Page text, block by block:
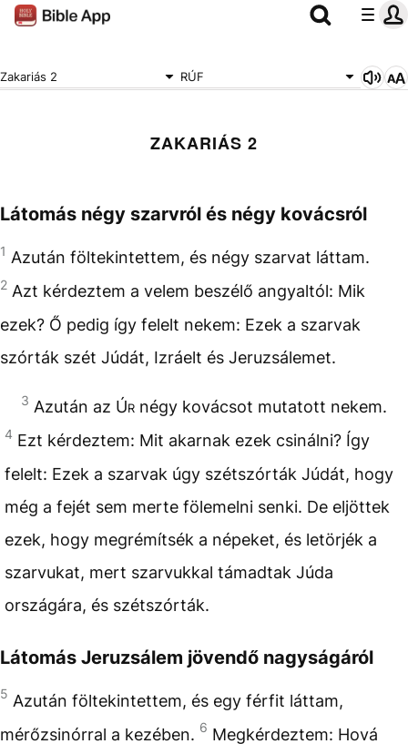
Zakariás 2 RÚF
ZAKARIÁS 2
Látomás négy szarvról és négy kovácsról
1 Azután föltekintettem, és négy szarvat láttam.
2 Azt kérdeztem a velem beszélő angyaltól: Mik
ezek? Ő pedig így felelt nekem: Ezek a szarvak
szórták szét Júdát, Izráelt és Jeruzsálemet.
3 Azután az Úr négy kovácsot mutatott nekem.
4 Ezt kérdeztem: Mit akarnak ezek csinálni? Így
felelt: Ezek a szarvak úgy szétszórták Júdát, hogy
még a fejét sem merte fölemelni senki. De eljöttek
ezek, hogy megrémítsék a népeket, és letörjék a
szarvukat, mert szarvukkal támadtak Júda
országára, és szétszórták.
Látomás Jeruzsálem jövendő nagyságáról
5 Azután föltekintettem, és egy férfit láttam,
mérőzsinórral a kezében. 6 Megkérdeztem: Hová